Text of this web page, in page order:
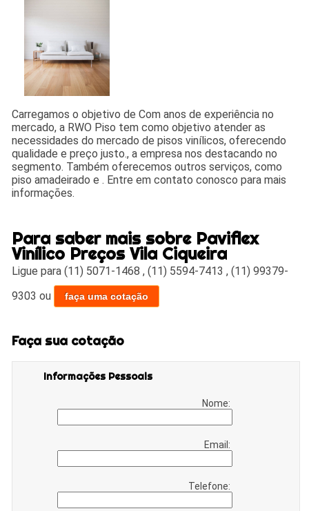
Carregamos o objetivo de Com anos de experiência no
mercado, a RWO Piso tem como objetivo atender as
necessidades do mercado de pisos vinílicos, oferecendo
qualidade e preço justo., a empresa nos destacando no
segmento. Também oferecemos outros serviços, como
piso amadeirado e . Entre em contato conosco para mais
informações.
Para saber mais sobre Paviflex
Vinílico Preços Vila Ciqueira
Ligue para(11) 5071-1468 ,(11) 5594-7413 ,(11) 99379-
9303 ou faça uma cotação
Faça sua cotação
Informações Pessoais
Nome:
Email:
Telefone: